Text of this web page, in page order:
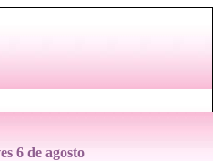
6 de agosto